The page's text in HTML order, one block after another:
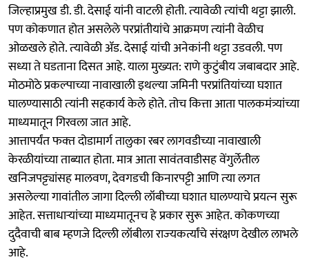
जिल्‍हाप्रमुख डी. डी. देसाई यांनी वाटली होती. त्‍यावेळी त्‍यांची थट्टा झाली.
पण कोकणात होत असलेले परप्रांतीयांचे आक्रमण त्‍यांनी वेळीच
ओळखले होते. त्‍यावेळी ॲड. देसाई यांची अनेकांनी थट्टा उडवली. पण
सध्या ते घडताना दिसत आहे. याला मुख्यत: राणे कुटुंबीय जबाबदार आहे.
मोठमोठे प्रकल्‍पाच्या नावाखाली इथल्‍या जमिनी परप्रांतियांच्या घशात
घालण्यासाठी त्‍यांनी सहकार्य केले होते. तोच कित्ता आता पालकमंत्र्यांच्या
माध्यमातून गिरवला जात आहे.
आत्तापर्यंत फक्‍त दोडामार्ग तालुका रबर लागवडीच्या नावाखाली
केरळीयांच्या ताब्‍यात होता. मात्र आता सावंतवाडीसह वेंगुर्लेतील
खनिजपट्ट्यांसह मालवण, देवगडची किनारपट्टी आणि त्‍या लगत
असलेल्‍या गावांतील जागा दिल्‍ली लॉबीच्या घशात घालण्याचे प्रयत्‍न सुरू
आहेत. सत्ताधाऱ्यांच्या माध्यमातूनच हे प्रकार सुरू आहेत. कोकणच्या
दुदैवाची बाब म्‍हणजे दिल्‍ली लॉबीला राज्‍यकर्त्यांचे संरक्षण देखील लाभले
आहे.